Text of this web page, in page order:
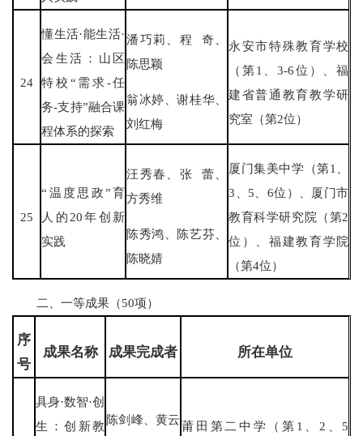
24
懂生活·能生活·
会生活：山区
特校“需求-任
务-支持”融合课
程体系的探索
潘巧莉、程 奇、
陈思颖
翁冰婷、谢桂华、
刘红梅
永安市特殊教育学校
（第1、3-6位）、福
建省普通教育教学研
究室（第2位）
25
“温度思政”育
人的20年创新
实践
汪秀春、张 蕾、
方秀维
陈秀鸿、陈艺芬、
陈晓婧
厦门集美中学（第1、
3、5、6位）、厦门市
教育科学研究院（第2
位）、福建教育学院
（第4位）
二、一等成果（50项）
序
号
成果名称 成果完成者 所在单位
具身·数智·创
生：创新教 陈剑峰、黄云莆田第二中学（第1、2、5